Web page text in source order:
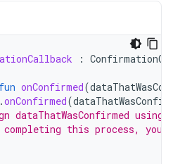
:
fun onConfirmed(
.onConfirmed(
dataThatWasConfirmed
this process, you